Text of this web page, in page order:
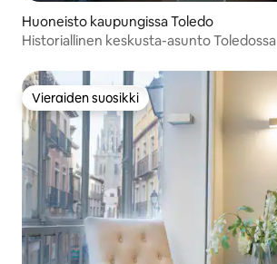
Huoneisto kaupungissa Toledo
Historiallinen keskusta-asunto Toledossa
Vieraiden suosikki
Vieraiden suosikki